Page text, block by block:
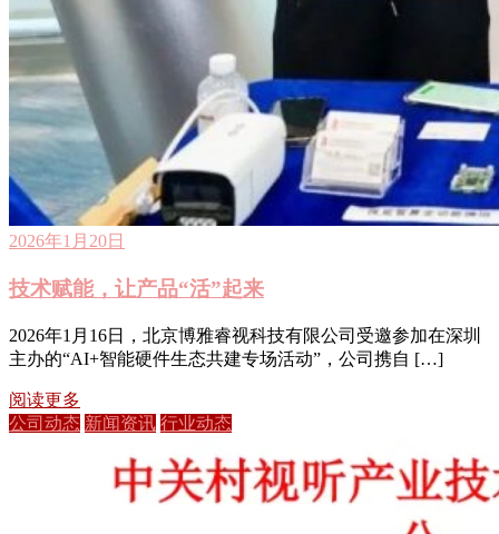
2026年1月20日
技术赋能，让产品“活”起来
2026年1月16日，北京博雅睿视科技有限公司受邀参加在深圳
主办的“AI+智能硬件生态共建专场活动”，公司携自 […]
阅读更多
公司动态 新闻资讯 行业动态